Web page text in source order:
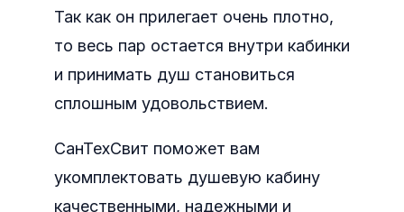
Так как он прилегает очень плотно,
то весь пар остается внутри кабинки
и принимать душ становиться
сплошным удовольствием.
СанТехСвит поможет вам
укомплектовать душевую кабину
качественными, надежными и